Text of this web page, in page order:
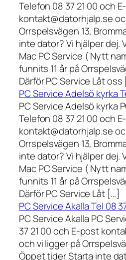
Telefon 08 37 21 00 och
kontakt@datorhjalp.se
Orrspelsvägen 13,
inte dator? Vi hjälper dej.
Mac PC Service ( Nytt
funnits 11 år på
Därför PC Service Låt oss
PC Service Adelsö kyrka
PC Service Adelsö kyrka
Telefon 08 37 21 00 och
kontakt@datorhjalp.se
Orrspelsvägen 13,
inte dator? Vi hjälper dej.
Mac PC Service ( Nytt
funnits 11 år på
Därför PC Service Låt […]
PC Service Akalla Tel 08
PC Service Akalla PC
37 21 00 och E-post
och vi ligger på
Öppet tider Starta inte